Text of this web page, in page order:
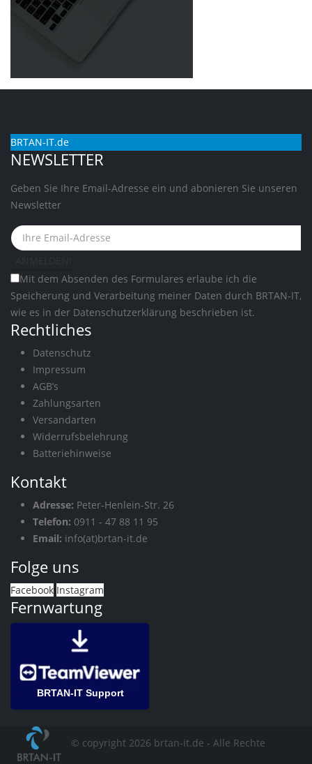
BRTAN-IT.de
NEWSLETTER
Geben Sie Ihre Email-Adresse ein und abonieren Sie unseren
Newsletter
Mit dem Absenden des Formulares erlaube ich die
Speicherung und Verarbeitung meiner Daten durch BRTAN-IT,
wie es in der Datenschutzerklärung beschrieben ist.
Rechtliches
Datenschutz
Impressum
AGB’s
Zahlungsarten
Versandarten
Widerrufsbelehrung
Batteriehinweise
Kontakt
Adresse: Peter-Henlein-Str. 26
Telefon: 0911 - 47 88 11 95
Email: info(at)brtan-it.de
Folge uns
Facebook Instagram
Fernwartung
BRTAN-IT Support
© copyright 2026 brtan-it.de - Alle Rechte